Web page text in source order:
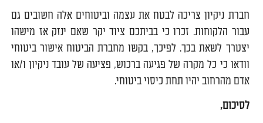
חברת ניקיון צריכה לבטח את עצמה וביטוחים אלה חשובים גם
עבור הלקוחות. זכרו כי בביתכם ציוד יקר שאם ינזק אז מישהו
יצטרך לשאת בכך. לפיכך, בקשו מחברת הביטוח אישור ביטוחי
וודאו כי כל מקרה של פגיעה ברכוש, פציעה של עובד ניקיון ו/או
אדם מהרחוב יהיו תחת כיסוי ביטוחי.
לסיכום,